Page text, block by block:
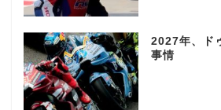
2027年、ド
事情